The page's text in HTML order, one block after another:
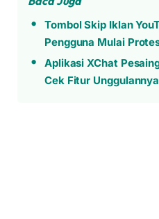
Tombol Skip Iklan
Pengguna Mulai
Aplikasi XChat
Cek Fitur Unggulannya